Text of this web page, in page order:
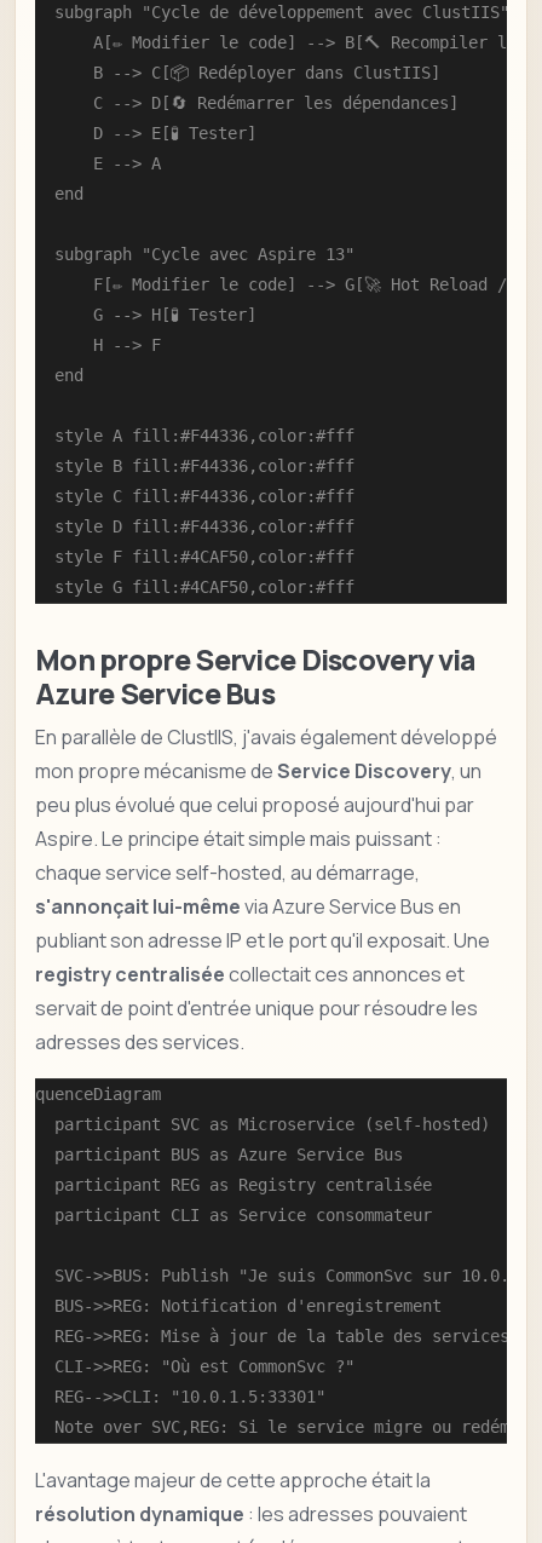
    subgraph "Cycle de développement avec ClustIIS"
A[✏️ Modifier le code] --> B[🔨 Recompiler le
        B --> C[📦 Redéployer dans ClustIIS]
        C --> D[🔄 Redémarrer les dépendances]
        D --> E[🧪 Tester]
        E --> A
    end
    subgraph "Cycle avec Aspire 13"
F[✏️ Modifier le code] --> G[🚀 Hot Reload /
        G --> H[🧪 Tester]
        H --> F
    end
    style A fill:#F44336,color:#fff
    style B fill:#F44336,color:#fff
    style C fill:#F44336,color:#fff
    style D fill:#F44336,color:#fff
    style F fill:#4CAF50,color:#fff
    style G fill:#4CAF50,color:#fff
Mon propre Service Discovery via
Azure Service Bus
En parallèle de ClustIIS, j'avais également développé
mon propre mécanisme deService Discovery, un
peu plus évolué que celui proposé aujourd'hui par
Aspire. Le principe était simple mais puissant :
chaque service self-hosted, au démarrage,
s'annonçait lui-mêmevia Azure Service Bus en
publiant son adresse IP et le port qu'il exposait. Une
registry centraliséecollectait ces annonces et
servait de point d'entrée unique pour résoudre les
adresses des services.
sequenceDiagram
    participant SVC as Microservice (self-hosted)
    participant BUS as Azure Service Bus
    participant REG as Registry centralisée
    participant CLI as Service consommateur
SVC->>BUS: Publish "Je suis CommonSvc sur
    BUS->>REG: Notification d'enregistrement
    REG->>REG: Mise à jour de la table des services
    CLI->>REG: "Où est CommonSvc ?"
    REG-->>CLI: "10.0.1.5:33301"
Note over SVC,REG: Si le service migre ou
L'avantage majeur de cette approche était la
résolution dynamique : les adresses pouvaient